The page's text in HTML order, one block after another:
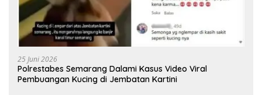
25 Juni 2026
Polrestabes Semarang Dalami Kasus Video Viral
Pembuangan Kucing di Jembatan Kartini